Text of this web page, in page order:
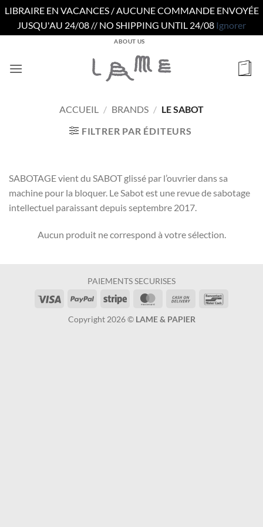
LIBRAIRE EN VACANCES / AUCUNE COMMANDE ENVOYÉE
JUSQU'AU 24/08 // NO SHIPPING UNTIL 24/08 Ignorer
contenu
ABOUT US
ACCUEIL / BRANDS / LE SABOT
FILTRER PAR ÉDITEURS
SABOTAGE vient du SABOT glissé par l’ouvrier dans sa
machine pour la bloquer. Le Sabot est une revue de sabotage
intellectuel paraissant depuis septembre 2017.
Aucun produit ne correspond à votre sélection.
PAIEMENTS SECURISES
Visa
PayPal Stripe MasterCardCash
Delivery
Copyright 2026 © LAME & PAPIER